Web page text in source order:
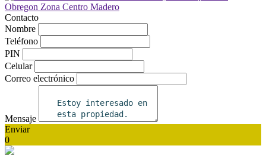
Contacto
Nombre
Teléfono
PIN
Celular
Correo electrónico
Mensaje
Enviar
0